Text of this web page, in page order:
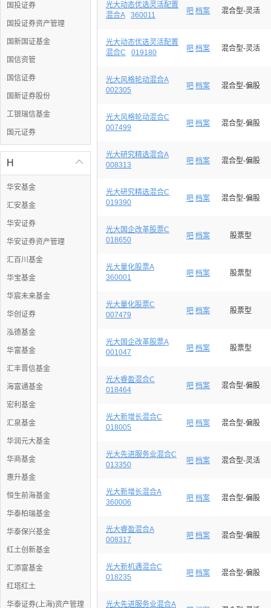
国投证券
国投证券资产管理
国新国证基金
国信资管
国信证券
国新证券股份
工银瑞信基金
国元证券

H
华安基金
汇安基金
华安证券
华安证券资产管理
汇百川基金
华宝基金
华宸未来基金
华创证券
泓德基金
华富基金
汇丰晋信基金
海富通基金
宏利基金
汇泉基金
华润元大基金
华商基金
惠升基金
恒生前海基金
华泰柏瑞基金
华泰保兴基金
红土创新基金
汇添富基金
红塔红土
华泰证券(上海)资产管理
光大动态优选灵活配置
混合A
360011 吧 档案 混合型-灵活
光大动态优选灵活配置
混合C
019180 吧 档案 混合型-灵活
光大风格轮动混合A
002305
吧 档案 混合型-偏股
光大风格轮动混合C
007499
吧 档案 混合型-偏股
光大研究精选混合A
008313
吧 档案 混合型-偏股
光大研究精选混合C
019390
吧 档案 混合型-偏股
光大国企改革股票C
018650
吧 档案 股票型
光大量化股票A
360001
吧 档案 股票型
光大量化股票C
007479
吧 档案 股票型
光大国企改革股票A
001047
吧 档案 股票型
光大睿盈混合C
018464
吧 档案 混合型-偏股
光大新增长混合C
018005
吧 档案 混合型-偏股
光大先进服务业混合C
013350
吧 档案 混合型-灵活
光大新增长混合A
360006
吧 档案 混合型-偏股
光大睿盈混合A
008317
吧 档案 混合型-偏股
光大新机遇混合C
018235
吧 档案 混合型-偏股
光大先进服务业混合A